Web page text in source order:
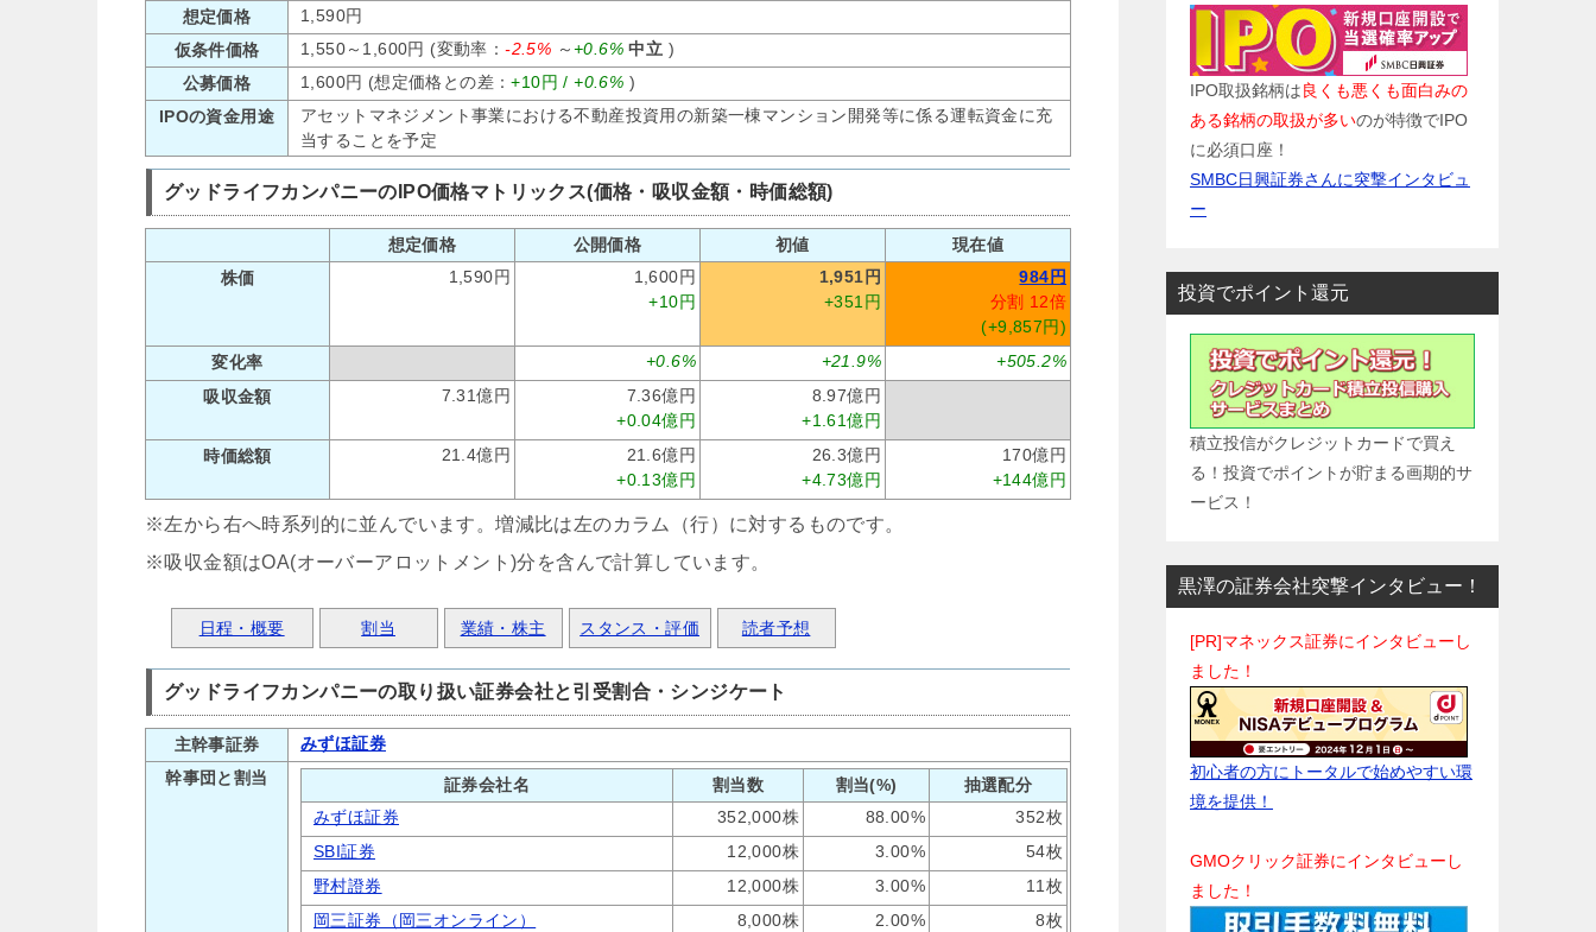
想定価格
1,590円
仮条件価格
1,550～1,600円 (変動率：-2.5% ～+0.6% 中立 )
公募価格
1,600円 (想定価格との差：+10円 /+0.6% )
IPOの資金用途
アセットマネジメント事業における不動産投資用の新築一棟マンション開発等に係る運転資金に充
当することを予定
グッドライフカンパニーのIPO価格マトリックス(価格・吸収金額・時価総額)
想定価格 公開価格 初値
現在値
株価
1,590円
1,600円
+10円
1,951円
+351円
984円
分割 12倍
(+9,857円)
変化率
+0.6% +21.9%
+505.2%
吸収金額
7.31億円
7.36億円
+0.04億円
8.97億円
+1.61億円
時価総額
21.4億円
21.6億円
+0.13億円
26.3億円
+4.73億円
170億円
+144億円
※左から右へ時系列的に並んでいます。増減比は左のカラム（行）に対するものです。
※吸収金額はOA(オーバーアロットメント)分を含んで計算しています。
日程・概要 割当 業績・株主 スタンス・評価 読者予想
グッドライフカンパニーの取り扱い証券会社と引受割合・シンジケート
主幹事証券
みずほ証券
幹事団と割当
証券会社名 割当数 割当(%)
抽選配分
みずほ証券
352,000株 88.00%
352枚
SBI証券
12,000株 3.00%
54枚
野村證券
12,000株 3.00%
11枚
岡三証券（岡三オンライン）
8,000株 2.00%
8枚
IPO取扱銘柄は良くも悪くも面白みの
ある銘柄の取扱が多いのが特徴でIPO
に必須口座！
SMBC日興証券さんに突撃インタビュ
ー
投資でポイント還元
積立投信がクレジットカードで買え
る！投資でポイントが貯まる画期的サ
ービス！
黒澤の証券会社突撃インタビュー！
[PR]マネックス証券にインタビューし
ました！
初心者の方にトータルで始めやすい環
境を提供！
GMOクリック証券にインタビューし
ました！